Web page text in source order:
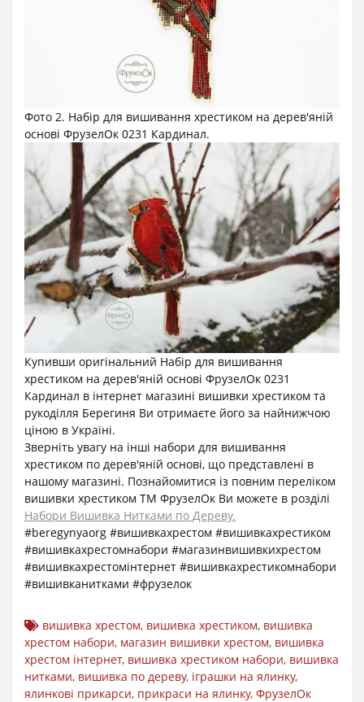
Фото 2. Набір для вишивання хрестиком на дерев'яній
основі ФрузелОк 0231 Кардинал.
Купивши оригінальний Набір для вишивання
хрестиком на дерев'яній основі ФрузелОк 0231
Кардинал в інтернет магазині вишивки хрестиком та
рукоділля Берегиня Ви отримаєте його за найнижчою
ціною в Україні.
Зверніть увагу на інші набори для вишивання
хрестиком по дерев'яній основі, що представлені в
нашому магазині. Познайомитися із повним переліком
вишивки хрестиком ТМ ФрузелОк Ви можете в розділі
Набори Вишивка Нитками по Дереву.
#beregynyaorg #вишивкахрестом #вишивкахрестиком
#вишивкахрестомнабори #магазинвишивкихрестом
#вишивкахрестомінтернет #вишивкахрестикомнабори
#вишивканитками #фрузелок
вишивка хрестом, вишивка хрестиком, вишивка
хрестом набори, магазин вишивки хрестом, вишивка
хрестом інтернет, вишивка хрестиком набори, вишивка
нитками, вишивка по дереву, іграшки на ялинку,
ялинкові прикарси, прикраси на ялинку, ФрузелОк